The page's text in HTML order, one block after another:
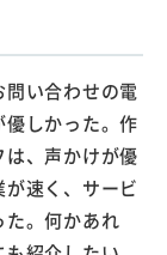
い合わせの電
優しかった。作
は、声かけが優
が速く、サービ
た。何かあれ